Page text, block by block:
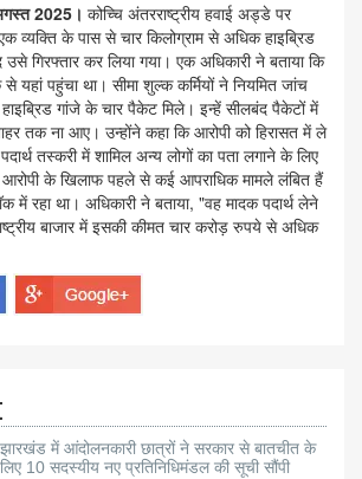
2025। कोच्चि अंतरराष्ट्रीय हवाई अड्डे पर
व्यक्ति के पास से चार किलोग्राम से अधिक हाइब्रिड
उसे गिरफ्तार कर लिया गया। एक अधिकारी ने बताया कि
यहां पहुंचा था। सीमा शुल्क कर्मियों ने नियमित जांच
गांजे के चार पैकेट मिले। इन्हें सीलबंद पैकेटों में
तक ना आए। उन्होंने कहा कि आरोपी को हिरासत में ले
तस्करी में शामिल अन्य लोगों का पता लगाने के लिए
के खिलाफ पहले से कई आपराधिक मामले लंबित हैं
में रहा था। अधिकारी ने बताया, "वह मादक पदार्थ लेने
बाजार में इसकी कीमत चार करोड़ रुपये से अधिक
झारखंड में आंदोलनकारी छात्रों ने सरकार से बातचीत के
लिए 10 सदस्यीय नए प्रतिनिधिमंडल की सूची सौंपी